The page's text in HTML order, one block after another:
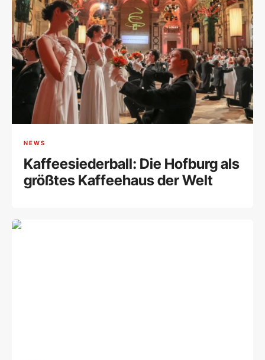
NEWS
Kaffeesiederball: Die Hofburg als
größtes Kaffeehaus der Welt